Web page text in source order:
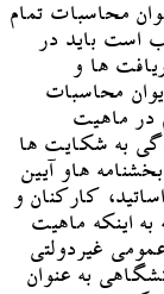
مطابق ماده ۲ قانون دیوان محاسبات تمام
است باید در
ها و
محاسبات
در ماهیت
به شکایت ها
هاو آیین
کارکنان و
اینکه ماهیت
غیردولتی
به عنوان